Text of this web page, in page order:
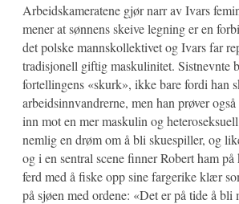
Arbeidskameratene gjør narr av Ivars
mener at sønnens skeive legning er en
det polske mannskollektivet og Ivars far
tradisjonell giftig maskulinitet. Sistnevnte
fortellingens «skurk», ikke bare fordi han
arbeidsinnvandrerne, men han prøver også
inn mot en mer maskulin og
nemlig en drøm om å bli skuespiller, og
og i en sentral scene finner Robert ham
ferd med å fiske opp sine fargerike klær
på sjøen med ordene: «Det er på tide å bli